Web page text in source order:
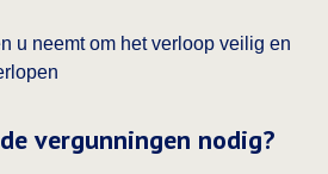
u neemt om het verloop veilig en
vergunningen nodig?